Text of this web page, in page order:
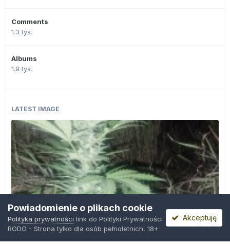
Comments
1.3 tys.
Albums
1.9 tys.
LATEST IMAGE
Powiadomienie o plikach cookie
Polityka prywatności link do Polityki Prywatności
RODO - Strona tylko dla osób pełnoletnich, 18+
Akceptuję